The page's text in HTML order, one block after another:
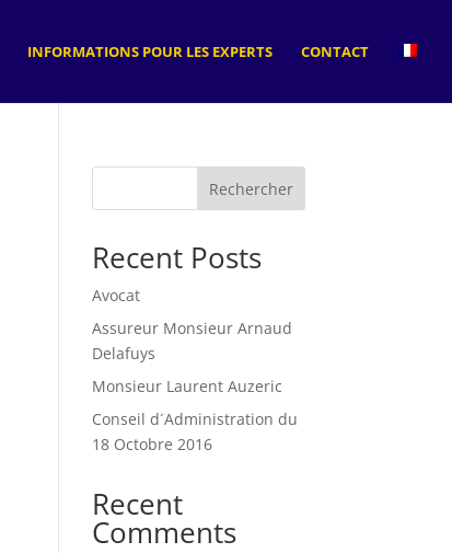
INFORMATIONS POUR LES EXPERTS CONTACT
Rechercher
Recent Posts
Avocat
Assureur Monsieur Arnaud
Delafuys
Monsieur Laurent Auzeric
Conseil d´Administration du
18 Octobre 2016
Recent
Comments